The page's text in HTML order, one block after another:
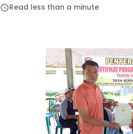
Read less than a minute